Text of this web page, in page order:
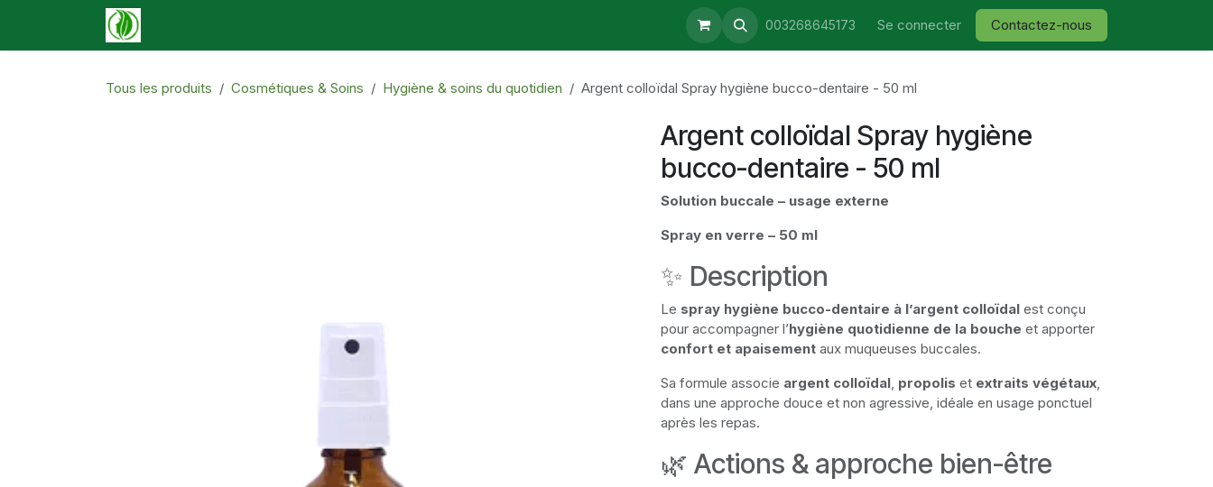
Se rendre au contenu
Retrait & Livraison Blog 003268645173 Se connecter Contactez-nous
Tous les produits Cosmétiques & Soins Hygiène & soins du quotidien Argent colloïdal Spray hygiène bucco-dentaire - 50 ml
Argent colloïdal Spray hygiène
bucco-dentaire - 50 ml
Solution buccale – usage externe
Spray en verre – 50 ml
✨ Description
Le spray hygiène bucco-dentaire à l’argent colloïdal est conçu
pour accompagner l’hygiène quotidienne de la bouche et apporter
confort et apaisement aux muqueuses buccales.
Sa formule associe argent colloïdal, propolis et extraits végétaux,
dans une approche douce et non agressive, idéale en usage ponctuel
après les repas.
🌿 Actions & approche bien-être